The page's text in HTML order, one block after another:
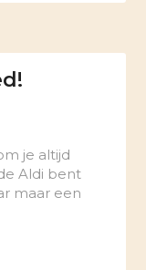
je altijd
Aldi bent
maar een